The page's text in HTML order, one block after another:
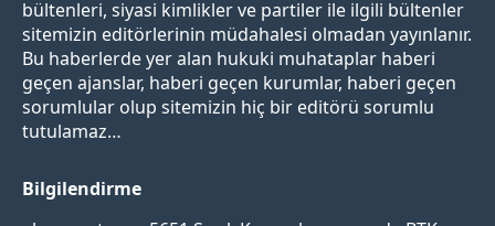
bültenleri, siyasi kimlikler ve partiler ile ilgili bültenler
sitemizin editörlerinin müdahalesi olmadan yayınlanır.
Bu haberlerde yer alan hukuki muhataplar haberi
geçen ajanslar, haberi geçen kurumlar, haberi geçen
sorumlular olup sitemizin hiç bir editörü sorumlu
tutulamaz…
Bilgilendirme